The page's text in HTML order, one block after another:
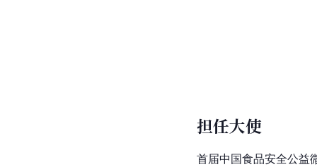
担任大使
首届中国食品安全公益